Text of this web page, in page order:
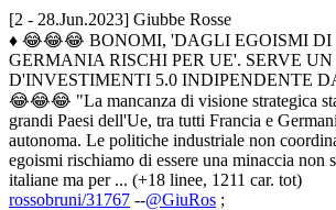
[2 - 28.Jun.2023] Giubbe Rosse
♦ 😂😂😂 BONOMI, 'DAGLI EGOISMI DI
GERMANIA RISCHI PER UE'. SERVE
D'INVESTIMENTI 5.0 INDIPENDENTE
😂😂😂 "La mancanza di visione strategica
grandi Paesi dell'Ue, tra tutti Francia e
autonoma. Le politiche industriale non
egoismi rischiamo di essere una minaccia non
italiane ma per ... (+18 linee, 1211 car. tot)
rossobruni/31767 --@GiuRos ;